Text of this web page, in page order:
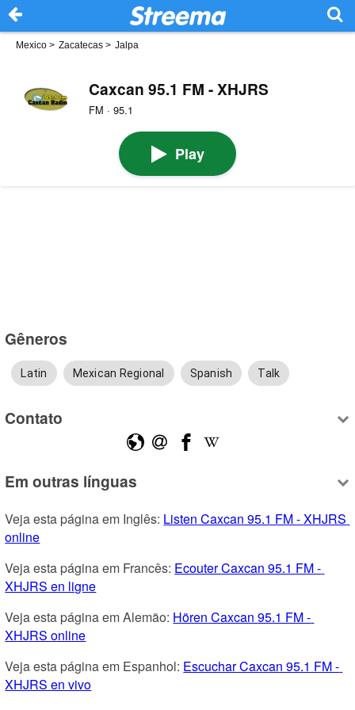
Mexico > Zacatecas > Jalpa
Caxcan 95.1 FM - XHJRS
FM · 95.1
Play
Gêneros
Latin Mexican Regional Spanish Talk
Contato
Em outras línguas
Veja esta página em Inglês: Listen Caxcan 95.1 FM - XHJRS
online
Veja esta página em Francês: Ecouter Caxcan 95.1 FM -
XHJRS en ligne
Veja esta página em Alemão: Hören Caxcan 95.1 FM -
XHJRS online
Veja esta página em Espanhol: Escuchar Caxcan 95.1 FM -
XHJRS en vivo